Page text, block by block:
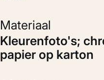
Materiaal
Kleurenfoto's; chromogene op PE
papier op karton